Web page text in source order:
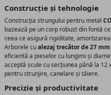
Construcție și tehnologie
Construcția strungului pentru metal
bazează pe un corp robust din fontă
ceea ce asigură rigiditate,
Arborele cualezaj trecător de 27 mm
eficientă a pieselor cu lungimi și
acceptă scule cu secțiunea până la
pentru strunjire, canelare și tăiere.
Precizie și productivitate